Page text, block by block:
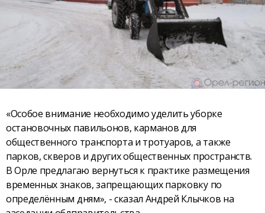
«Особое внимание необходимо уделить уборке
остановочных павильонов, карманов для
общественного транспорта и тротуаров, а также
парков, скверов и других общественных пространств.
В Орле предлагаю вернуться к практике размещения
временных знаков, запрещающих парковку по
определённым дням», - сказал Андрей Клычков на